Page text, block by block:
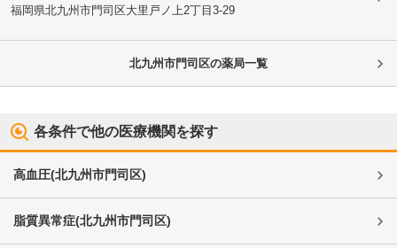
福岡県北九州市門司区大里戸ノ上2丁目3-29
北九州市門司区の薬局一覧
各条件で他の医療機関を探す
高血圧(北九州市門司区)
脂質異常症(北九州市門司区)